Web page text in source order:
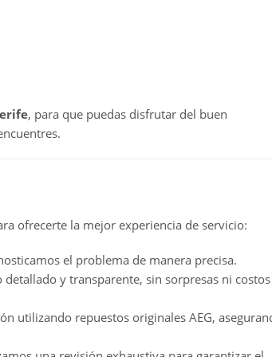
, para que puedas disfrutar del buen
ofrecerte la mejor experiencia de servicio:
el problema de manera precisa.
y transparente, sin sorpresas ni costos
utilizando repuestos originales AEG,